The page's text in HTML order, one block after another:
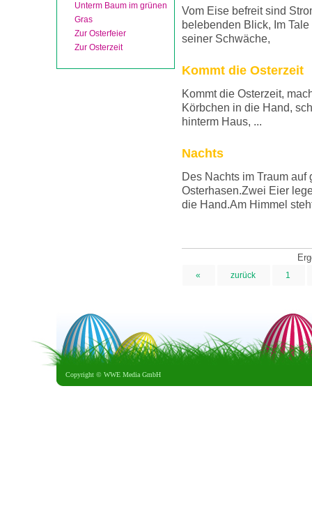
Unterm Baum im grünen
Gras
Zur Osterfeier
Zur Osterzeit
Vom Eise befreit sind
belebenden Blick, Im
seiner Schwäche,
Kommt die Osterzeit
Kommt die Osterzeit,
Körbchen in die Hand,
hinterm Haus, ...
Nachts
Des Nachts im Traum
Osterhasen.Zwei Eier
die Hand.Am Himmel
« zurück 1
Copyright © WWE Media GmbH